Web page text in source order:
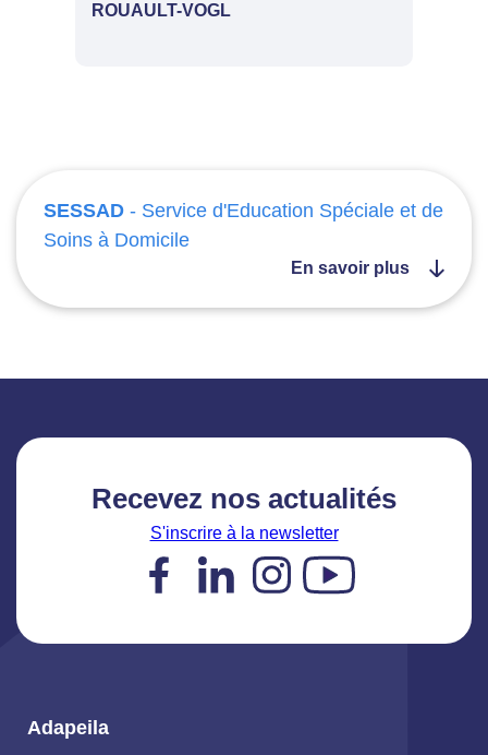
ROUAULT-VOGL
SESSAD - Service d'Education Spéciale et de
Soins à Domicile
En savoir plus
Recevez nos actualités
S'inscrire à la newsletter
Facebook
LinkedIn
Instagram
YouTube
Adapeila